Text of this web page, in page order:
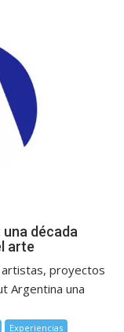
década
arte
proyectos
Argentina una
Experiencias